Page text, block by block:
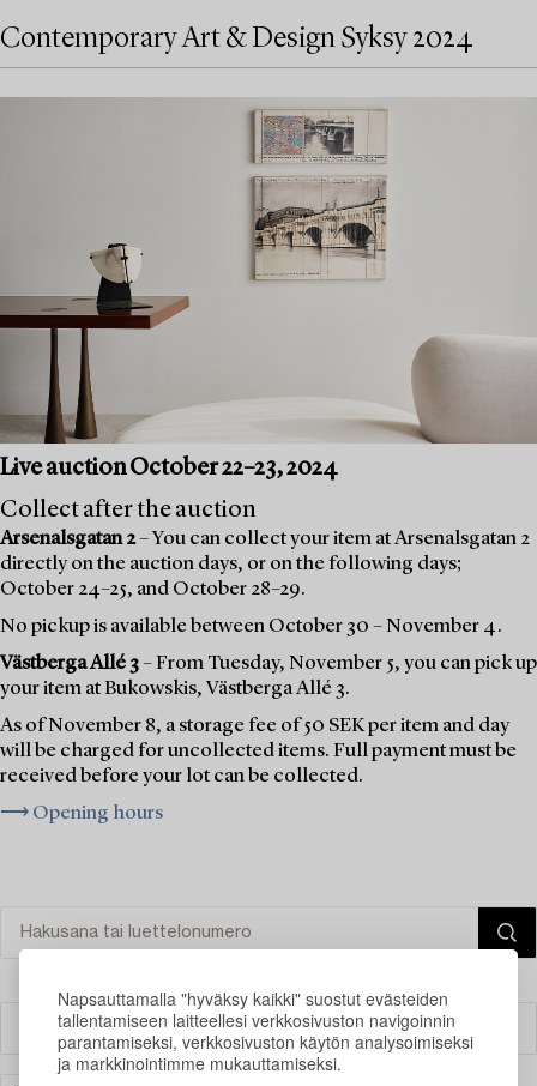
Napsauttamalla "hyväksy kaikki" suostut evästeiden
tallentamiseen laitteellesi verkkosivuston navigoinnin
parantamiseksi, verkkosivuston käytön analysoimiseksi
ja markkinointimme mukauttamiseksi.
Contemporary Art & Design Syksy 2024
Live auction October 22–23, 2024
Collect after the auction
Arsenalsgatan 2– You can collect your item at Arsenalsgatan 2
directly on the auction days, or on the following days;
October 24–25, and October 28–29.
No pickup is available between October 30 – November 4.
Västberga Allé 3– From Tuesday, November 5, you can pick up
your item at Bukowskis, Västberga Allé 3.
As of November 8, a storage fee of 50 SEK per item and day
will be charged for uncollected items. Full payment must be
received before your lot can be collected.
⟶ Opening hours
Suodatin